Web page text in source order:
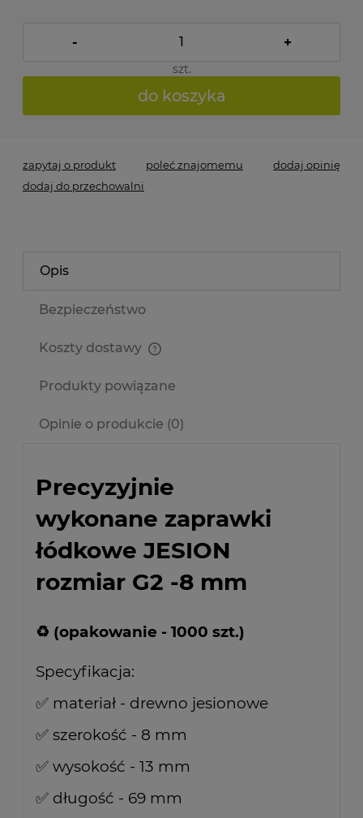
- +
szt.
do koszyka
zapytaj o produkt poleć znajomemu
dodaj opinię
dodaj do przechowalni
Opis
Bezpieczeństwo
Koszty dostawy
Produkty powiązane
Opinie o produkcie (0)
Precyzyjnie
wykonane zaprawki
łódkowe JESION
rozmiar G2 -8 mm
♻ (opakowanie - 1000 szt.)
Specyfikacja:
✅ materiał - drewno jesionowe
✅ szerokość - 8 mm
✅ wysokość - 13 mm
✅ długość - 69 mm